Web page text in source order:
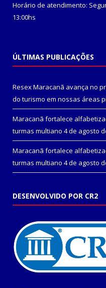
Horário de atendimento:
13:00hs
ÚLTIMAS PUBLICAÇÕES
Resex Maracanã avança no
do turismo em nossas áreas
Maracanã fortalece
turmas multiano 4 de agosto
Maracanã fortalece
turmas multiano 4 de agosto
DESENVOLVIDO POR CR2